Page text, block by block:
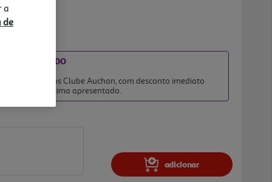
INCLUÍDO
membros Clube Auchan, com desconto imediato
preço final acima apresentado.
adicionar
a
de